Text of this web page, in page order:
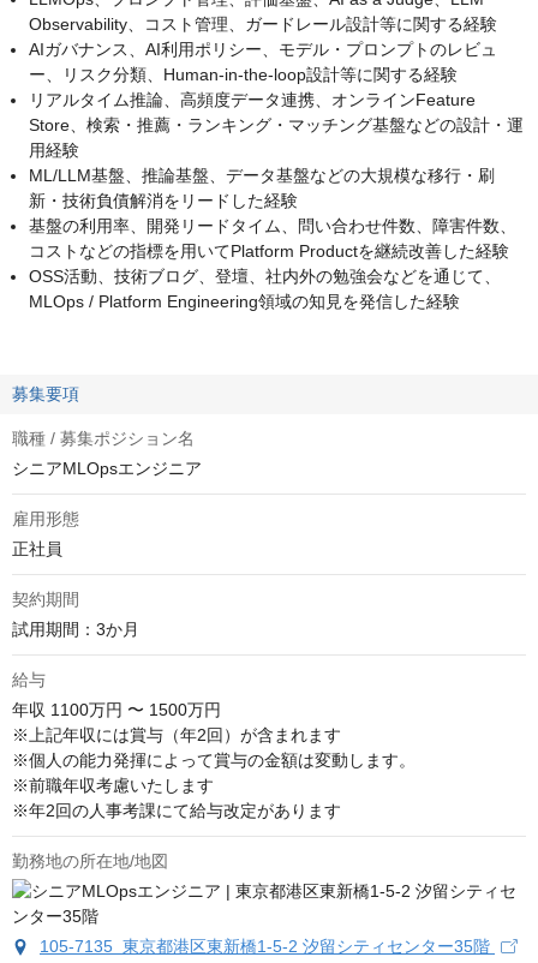
Observability、コスト管理、ガードレール設計等に関する経験
AIガバナンス、AI利用ポリシー、モデル・プロンプトのレビュ
ー、リスク分類、Human-in-the-loop設計等に関する経験
リアルタイム推論、高頻度データ連携、オンラインFeature
Store、検索・推薦・ランキング・マッチング基盤などの設計・運
用経験
ML/LLM基盤、推論基盤、データ基盤などの大規模な移行・刷
新・技術負債解消をリードした経験
基盤の利用率、開発リードタイム、問い合わせ件数、障害件数、
コストなどの指標を用いてPlatform Productを継続改善した経験
OSS活動、技術ブログ、登壇、社内外の勉強会などを通じて、
MLOps / Platform Engineering領域の知見を発信した経験
募集要項
職種 / 募集ポジション名
シニアMLOpsエンジニア
雇用形態
正社員
契約期間
試用期間：3か月
給与
年収 1100万円 〜 1500万円
※上記年収には賞与（年2回）が含まれます
※個人の能力発揮によって賞与の金額は変動します。
※前職年収考慮いたします
※年2回の人事考課にて給与改定があります
勤務地の所在地/地図
105-7135 東京都港区東新橋1-5-2 汐留シティセンター35階